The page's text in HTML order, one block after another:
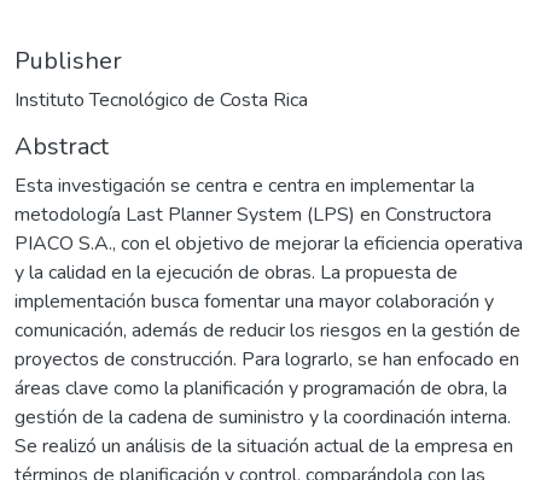
Publisher
Instituto Tecnológico de Costa Rica
Abstract
Esta investigación se centra e centra en implementar la
metodología Last Planner System (LPS) en Constructora
PIACO S.A., con el objetivo de mejorar la eficiencia operativa
y la calidad en la ejecución de obras. La propuesta de
implementación busca fomentar una mayor colaboración y
comunicación, además de reducir los riesgos en la gestión de
proyectos de construcción. Para lograrlo, se han enfocado en
áreas clave como la planificación y programación de obra, la
gestión de la cadena de suministro y la coordinación interna.
Se realizó un análisis de la situación actual de la empresa en